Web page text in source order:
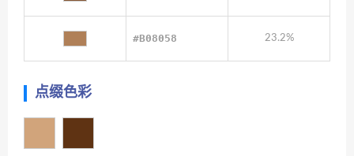
#B08058 23.2%
点缀色彩